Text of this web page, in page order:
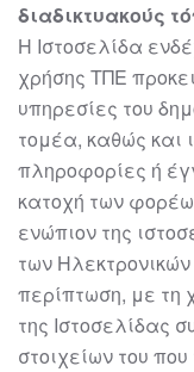
διαδικτυακούς
Η Ιστοσελίδα
χρήσης ΤΠΕ
υπηρεσίες του
τομέα, καθώς και
πληροφορίες ή
κατοχή των
ενώπιον της
των
περίπτωση, με τη
της Ιστοσελίδας
στοιχείων του